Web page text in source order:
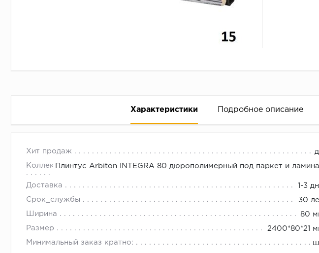
Характеристики Подробное описание
Хит продаж
КоллекцияПлинтус Arbiton INTEGRA 80 дюрополимерный под паркет и
Доставка 1-3
Срок_службы 30
Ширина 80
Размер 2400*80*21
Минимальный заказ кратно:
Уменьшить полученную цифру на
Внимательно просчитать
Ориентируясь на полученный в
- к полученной цифре в метрах,